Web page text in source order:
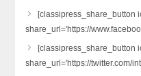
[classipress_share_button
share_url='https://
[classipress_share_button
share_url='https://twitter.com/